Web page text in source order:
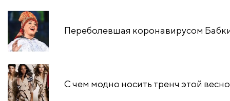
Переболевшая коронавирусом
С чем модно носить тренч этой